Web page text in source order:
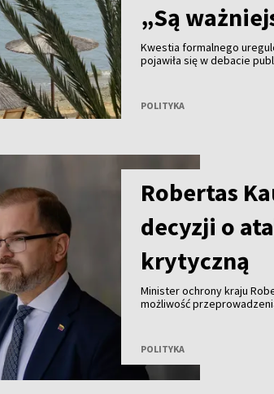
„Są
Kwestia formalnego
pojawiła się w debacie
pracuje zdalnie z Madery.
POLITYKA
Robertas
decyzji o
krytyczną
Minister ochrony kraju
możliwość
POLITYKA